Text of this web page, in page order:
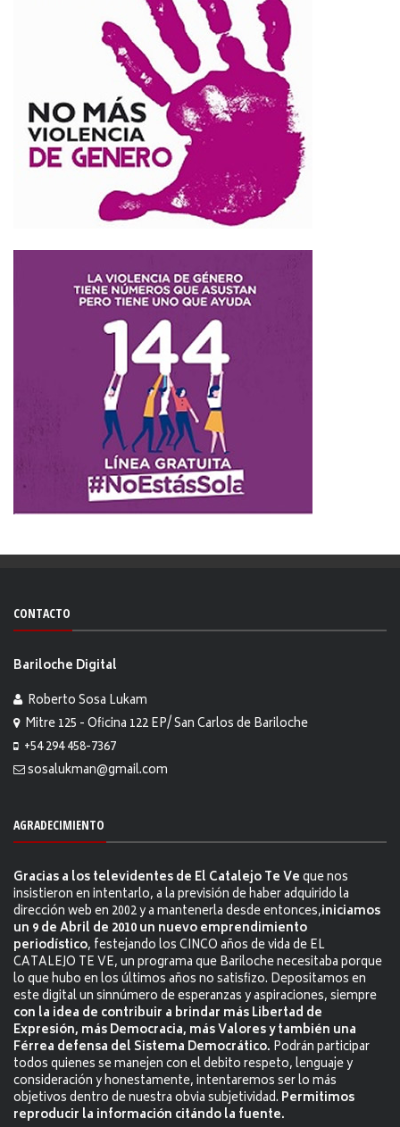
CONTACTO
Bariloche Digital
Roberto Sosa Lukam
Mitre 125 - Oficina 122 EP/ San Carlos de Bariloche
+54 294 458-7367
sosalukman@gmail.com
AGRADECIMIENTO
Gracias a los televidentes de El Catalejo Te Veque nos
insistieron en intentarlo, a la previsión de haber adquirido la
dirección web en 2002 y a mantenerla desde entonces,iniciamos
un 9 de Abril de 2010 un nuevo emprendimiento
periodístico, festejando los CINCO años de vida de EL
CATALEJO TE VE, un programa que Bariloche necesitaba porque
lo que hubo en los últimos años no satisfizo. Depositamos en
este digital un sinnúmero de esperanzas y aspiraciones, siempre
con la idea de contribuir a brindar más Libertad de
Expresión, más Democracia, más Valores y también una
Férrea defensa del Sistema Democrático. Podrán participar
todos quienes se manejen con el debito respeto, lenguaje y
consideración y honestamente, intentaremos ser lo más
objetivos dentro de nuestra obvia subjetividad. Permitimos
reproducir la información citándo la fuente.